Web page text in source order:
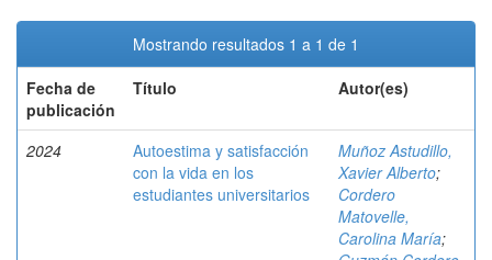
Mostrando resultados 1 a 1 de 1
Fecha de
publicación
Título Autor(es)
2024
Autoestima y satisfacción
con la vida en los
estudiantes universitarios
Muñoz Astudillo,
Xavier Alberto;
Cordero
Matovelle,
Carolina María;